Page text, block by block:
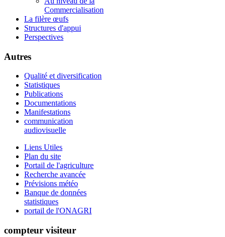
Commercialisation
La filère œufs
Structures d'appui
Perspectives
Autres
Qualité et diversification
Statistiques
Publications
Documentations
Manifestations
communication
audiovisuelle
Liens Utiles
Plan du site
Portail de l'agriculture
Recherche avancée
Prévisions météo
Banque de données
statistiques
portail de l'ONAGRI
compteur visiteur